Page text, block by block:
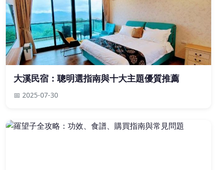
大溪民宿：聰明選指南與十大主題優質推薦
📅 2025-07-30